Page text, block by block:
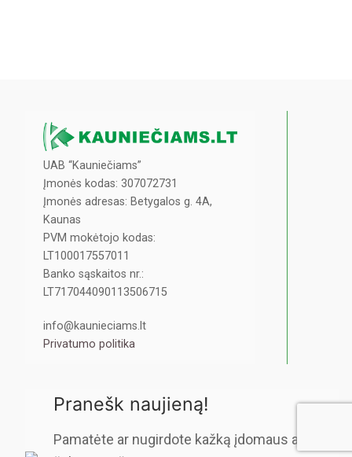
UAB “Kauniečiams”
Įmonės kodas: 307072731
Įmonės adresas: Betygalos g. 4A,
Kaunas
PVM mokėtojo kodas:
LT100017557011
Banko sąskaitos nr.:
LT717044090113506715
info@kaunieciams.lt
Privatumo politika
Pranešk naujieną!
Pamatėte ar nugirdote kažką įdomaus ar